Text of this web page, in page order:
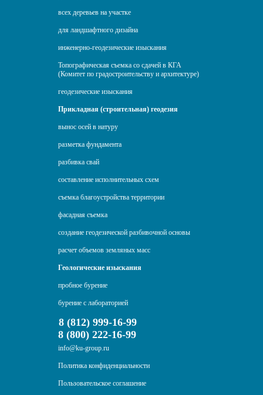
всех деревьев на участке
для ландшафтного дизайна
инженерно-геодезические изыскания
Топографическая съемка со сдачей в КГА
(Комитет по градостроительству и архитектуре)
геодезические изыскания
Прикладная (строительная) геодезия
вынос осей в натуру
разметка фундамента
разбивка свай
составление исполнительных схем
съемка благоустройства территории
фасадная съемка
создание геодезической разбивочной основы
расчет объемов земляных масс
Геологические изыскания
пробное бурение
бурение с лабораторией
8 (812) 999-16-99
8 (800) 222-16-99
info@ku-group.ru
Политика конфиденциальности
Пользовательское соглашение